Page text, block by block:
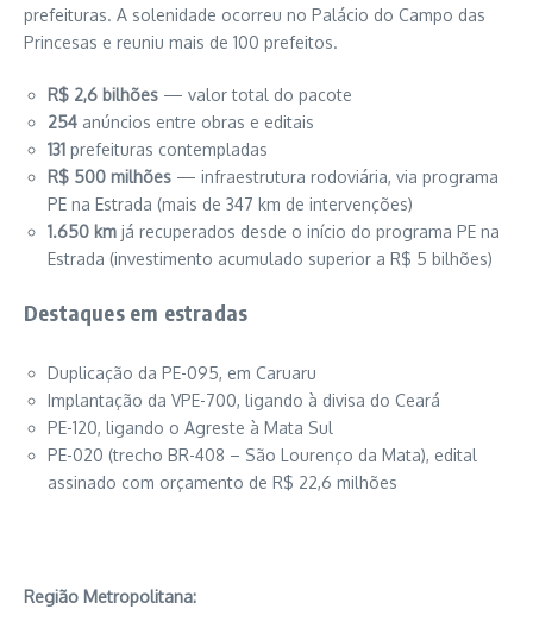
prefeituras. A solenidade ocorreu no Palácio do Campo das
Princesas e reuniu mais de 100 prefeitos.
R$ 2,6 bilhões — valor total do pacote
254 anúncios entre obras e editais
131 prefeituras contempladas
R$ 500 milhões — infraestrutura rodoviária, via programa
PE na Estrada (mais de 347 km de intervenções)
1.650 km já recuperados desde o início do programa PE na
Estrada (investimento acumulado superior a R$ 5 bilhões)
Destaques em estradas
Duplicação da PE-095, em Caruaru
Implantação da VPE-700, ligando à divisa do Ceará
PE-120, ligando o Agreste à Mata Sul
PE-020 (trecho BR-408 – São Lourenço da Mata), edital
assinado com orçamento de R$ 22,6 milhões
Região Metropolitana: